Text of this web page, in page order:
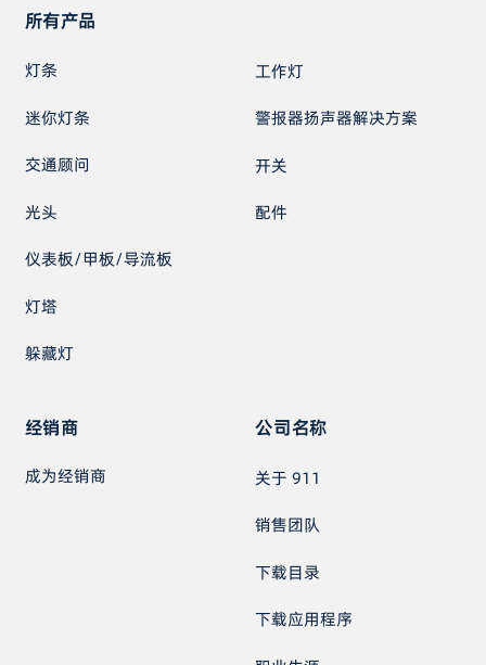
所有产品
灯条
迷你灯条
交通顾问
光头
仪表板/甲板/导流板
灯塔
躲藏灯
工作灯
警报器扬声器解决方案
开关
配件
经销商
成为经销商
公司名称
关于 911
销售团队
下载目录
下载应用程序